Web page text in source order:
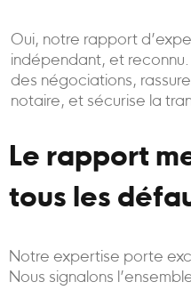
Oui, notre rapport
indépendant, et
des négociations,
notaire, et sécurise la
Le rapport
tous les
Notre expertise porte
Nous signalons